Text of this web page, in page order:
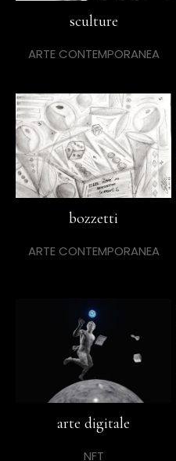
sculture
ARTE CONTEMPORANEA
bozzetti
ARTE CONTEMPORANEA
arte digitale
NFT